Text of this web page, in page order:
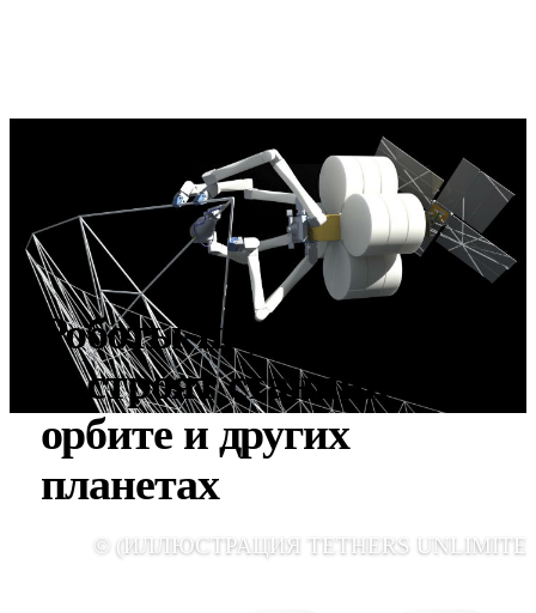
Роботы-пауки
построят станции на
орбите и других
планетах
© (ИЛЛЮСТРАЦИЯ TETHERS